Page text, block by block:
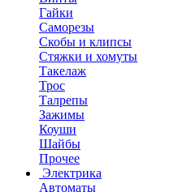
Гайки
Саморезы
Скобы и клипсы
Стяжки и хомуты
Такелаж
Трос
Талрепы
Зажимы
Коуши
Шайбы
Прочее
Электрика
Автоматы